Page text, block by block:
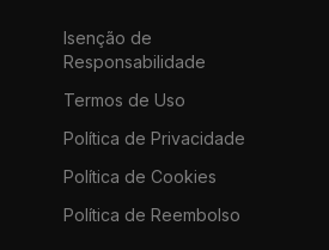
Isenção de
Responsabilidade
Termos de Uso
Política de Privacidade
Política de Cookies
Política de Reembolso